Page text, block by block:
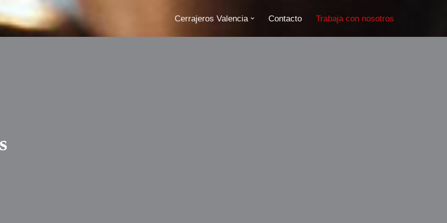
Cerrajeros Valencia Contacto Trabaja con nosotros